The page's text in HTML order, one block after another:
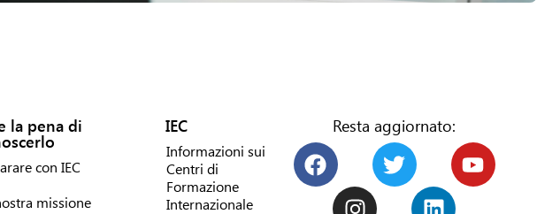
la pena di
con IEC
missione
IEC
Informazioni sui
Centri di
Formazione
Internazionale
Resta aggiornato: